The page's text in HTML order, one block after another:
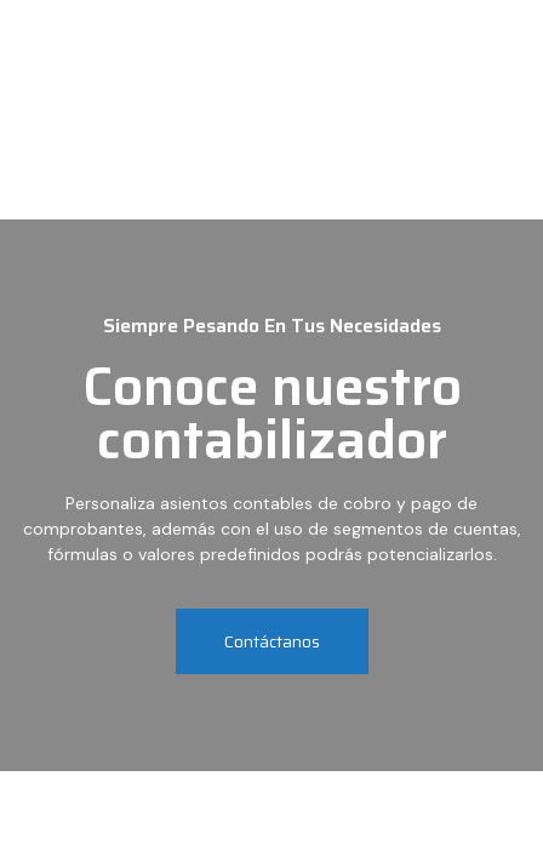
Siempre Pesando En Tus Necesidades
Conoce nuestro
contabilizador
Personaliza asientos contables de cobro y pago de
comprobantes, además con el uso de segmentos de cuentas,
fórmulas o valores predefinidos podrás potencializarlos.
Contáctanos